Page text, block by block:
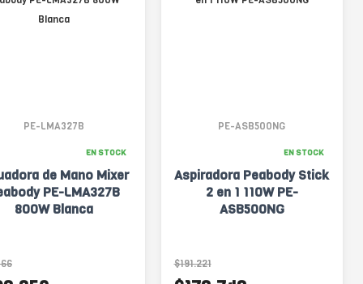
PE-LMA327B
EN STOCK
de Mano Mixer
PE-LMA327B
800W Blanca
PE-ASB500NG
EN STOCK
Aspiradora Peabody Stick
2 en 1 110W PE-
ASB500NG
$191.221